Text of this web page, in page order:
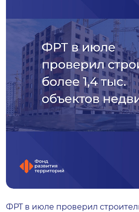
ФРТ в июле проверил